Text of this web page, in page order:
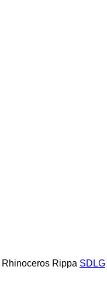
Rhinoceros Rippa SDLG